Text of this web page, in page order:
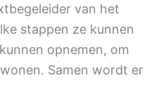
van het
stappen ze kunnen
opnemen, om
Samen wordt er